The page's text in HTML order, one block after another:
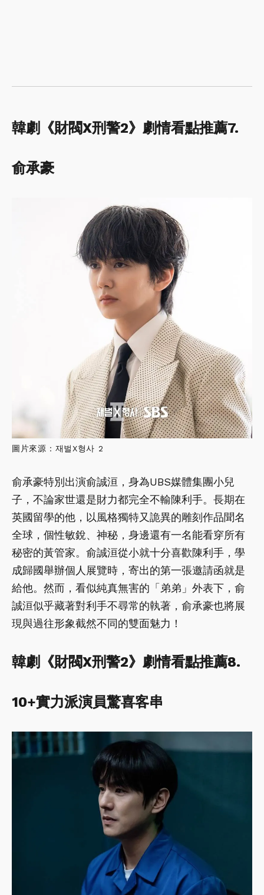
韓劇《財閥X刑警2》劇情看點推薦7.
俞承豪
圖片來源：재벌X형사 2
俞承豪特別出演俞誠洹，身為UBS媒體集團小兒
子，不論家世還是財力都完全不輸陳利手。長期在
英國留學的他，以風格獨特又詭異的雕刻作品聞名
全球，個性敏銳、神秘，身邊還有一名能看穿所有
秘密的黃管家。俞誠洹從小就十分喜歡陳利手，學
成歸國舉辦個人展覽時，寄出的第一張邀請函就是
給他。然而，看似純真無害的「弟弟」外表下，俞
誠洹似乎藏著對利手不尋常的執著，俞承豪也將展
現與過往形象截然不同的雙面魅力！
韓劇《財閥X刑警2》劇情看點推薦8.
10+實力派演員驚喜客串